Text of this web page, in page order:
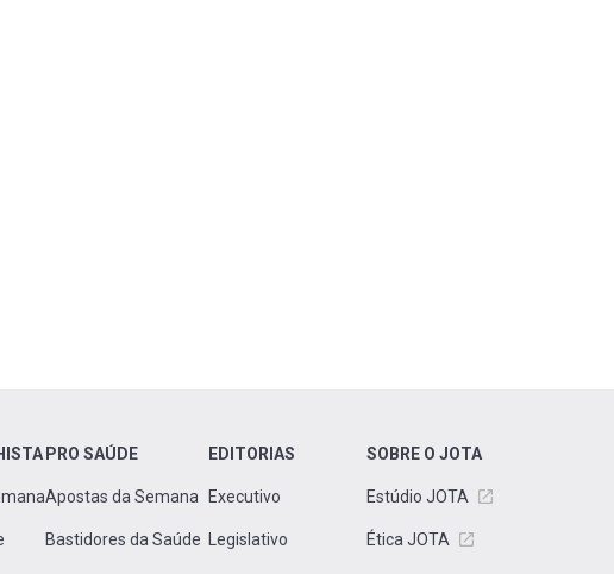
PRO SAÚDE
Apostas da Semana
Bastidores da Saúde
EDITORIAS
Executivo
Legislativo
SOBRE O JOTA
Estúdio JOTA
Ética JOTA